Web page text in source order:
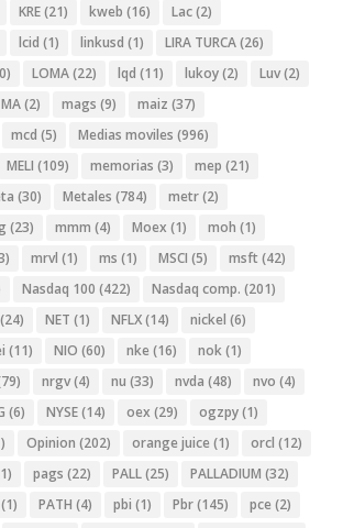
KRE(21) kweb (16) Lac(2)
lcid (1) linkusd (1) LIRA TURCA(26)
LOMA(22) lqd (11) lukoy(2) Luv(2)
MA(2) mags (9) maiz (37)
mcd (5) Medias moviles (996)
MELI (109) memorias (3) mep (21)
(30) Metales (784) metr(2)
(23) mmm (4) Moex (1) moh (1)
mrvl (1) ms (1) MSCI (5) msft (42)
Nasdaq 100 (422) Nasdaq comp. (201)
(24) NET (1) NFLX(14) nickel (6)
(11) NIO (60) nke (16) nok(1)
nrgv(4) nu (33) nvda (48) nvo (4)
(6) NYSE(14) oex (29) ogzpy(1)
Opinion (202) orange juice (1) orcl (12)
pags (22) PALL(25) PALLADIUM (32)
(1) PATH (4) pbi (1) Pbr(145) pce (2)